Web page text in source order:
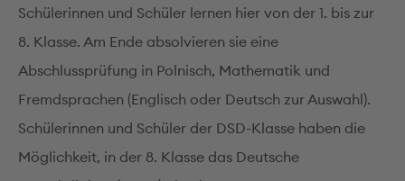
Schülerinnen und Schüler lernen hier von der 1. bis zur
8. Klasse. Am Ende absolvieren sie eine
Abschlussprüfung in Polnisch, Mathematik und
Fremdsprachen (Englisch oder Deutsch zur Auswahl).
Schülerinnen und Schüler der DSD-Klasse haben die
Möglichkeit, in der 8. Klasse das Deutsche